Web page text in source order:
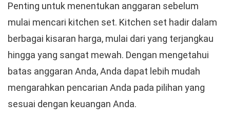
Penting untuk menentukan anggaran sebelum
mulai mencari kitchen set. Kitchen set hadir dalam
berbagai kisaran harga, mulai dari yang terjangkau
hingga yang sangat mewah. Dengan mengetahui
batas anggaran Anda, Anda dapat lebih mudah
mengarahkan pencarian Anda pada pilihan yang
sesuai dengan keuangan Anda.